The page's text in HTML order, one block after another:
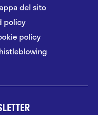
del sito
policy
policy